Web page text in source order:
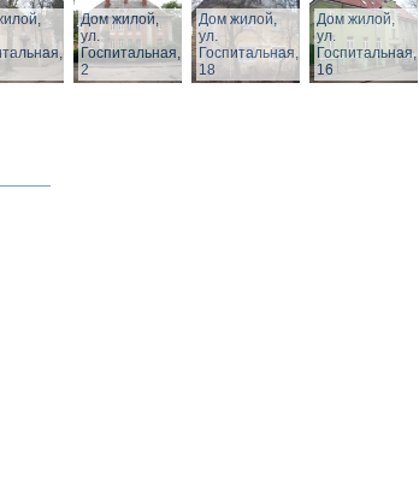
Дом жилой,
ул.
Госпитальная,
2
Дом жилой,
ул.
Госпитальная,
18
Дом жилой,
ул.
Госпитальная,
16